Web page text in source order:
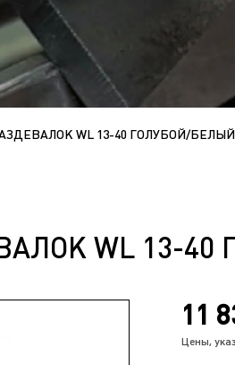
WL 13-40 ГОЛУБОЙ/БЕЛЫЙ
WL 13-40
11
Цены,